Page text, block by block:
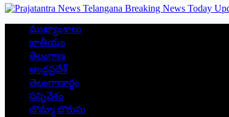
ముఖ్యాంశాలు
జాతీయం
తెలంగాణ
ఆంధ్రప్రదేశ్
తెలంగాణార్థం
సన్నివేశం
బొమ్మా బొరుసు